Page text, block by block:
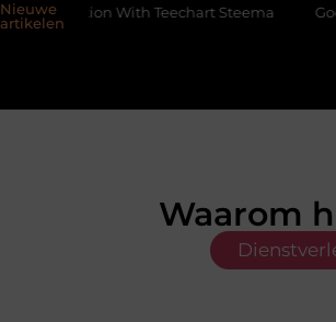
Nieuwe
artikelen
Teechart Steema Goederen en
Waarom